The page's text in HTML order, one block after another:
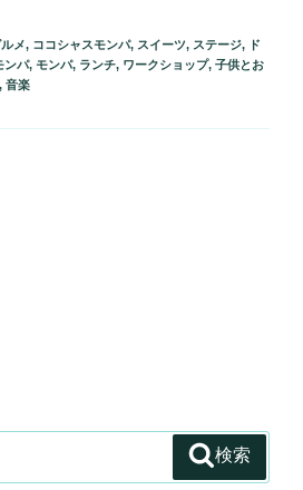
メ, ココシャスモンパ, スイーツ, ステージ, ド
ンパ, モンパ, ランチ, ワークショップ, 子供とお
音楽
検索